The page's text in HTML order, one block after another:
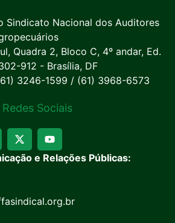
Sindicato Nacional dos Auditores
Quadra 2, Bloco C, 4º andar, Ed.
912 - Brasília, DF
3246-1599 / (61) 3968-6573
Sociais
e Relações Públicas: